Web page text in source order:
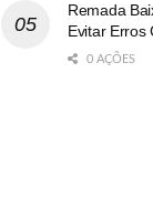
Remada
Evitar Erros
0 AÇÕES